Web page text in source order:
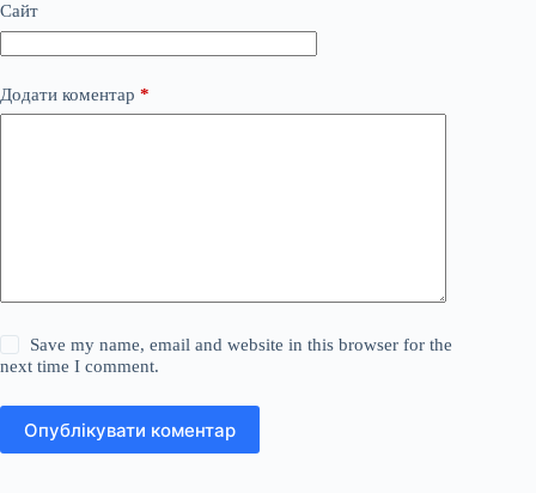
Сайт
Додати коментар *
Save my name, email and website in this browser for the
next time I comment.
Опублікувати коментар